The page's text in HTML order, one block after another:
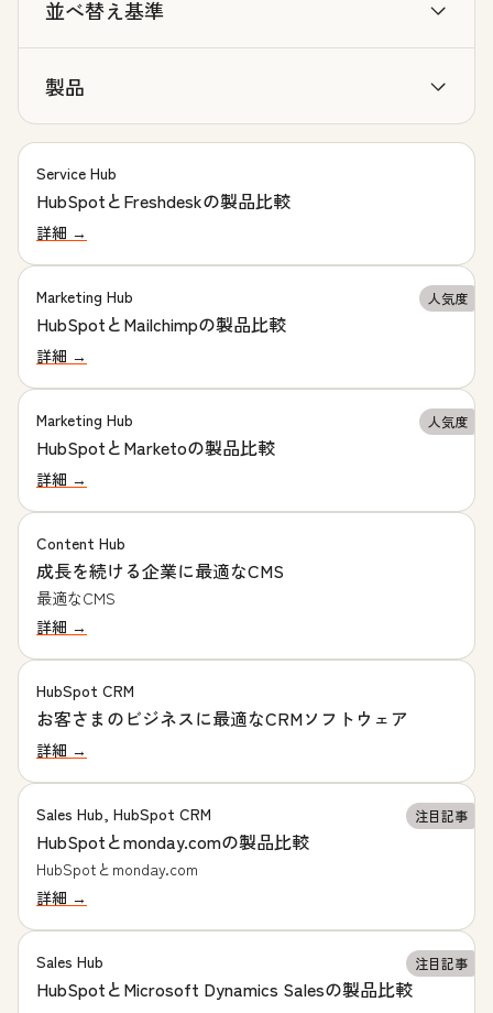
並べ替え基準
製品
Service Hub
HubSpotとFreshdeskの製品比較
詳細 →
Marketing Hub 人気度
HubSpotとMailchimpの製品比較
詳細 →
Marketing Hub 人気度
HubSpotとMarketoの製品比較
詳細 →
Content Hub
成長を続ける企業に最適なCMS
最適なCMS
詳細 →
HubSpot CRM
お客さまのビジネスに最適なCRMソフトウェア
詳細 →
Sales Hub, HubSpot CRM 注目記事
HubSpotとmonday.comの製品比較
HubSpotとmonday.com
詳細 →
Sales Hub 注目記事
HubSpotとMicrosoft Dynamics Salesの製品比較